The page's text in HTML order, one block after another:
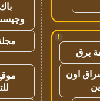
!
برق
اون